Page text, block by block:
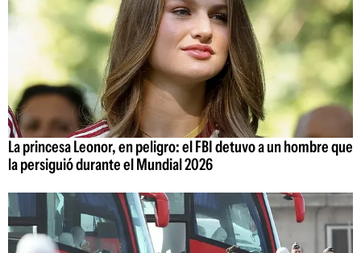
La princesa Leonor, en peligro: el FBI detuvo a un hombre que
la persiguió durante el Mundial 2026